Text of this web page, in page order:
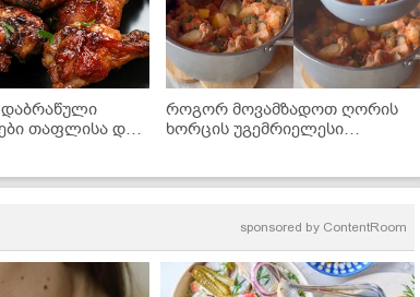
თაფლისა და
როგორ მოვამზადოთ ღორის
ხორცის უგემრიელესი
რეცეპტი
sponsored by ContentRoom